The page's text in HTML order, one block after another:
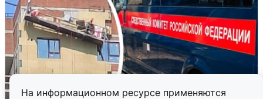
На информационном ресурсе применяются